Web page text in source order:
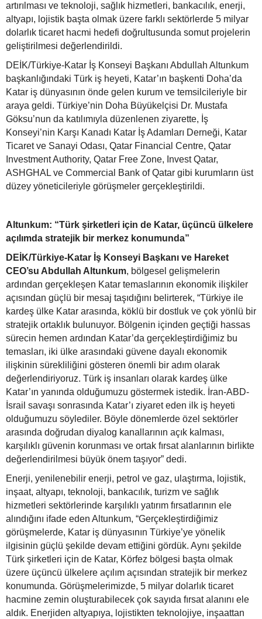
artırılması ve teknoloji, sağlık hizmetleri, bankacılık, enerji,
altyapı, lojistik başta olmak üzere farklı sektörlerde 5 milyar
dolarlık ticaret hacmi hedefi doğrultusunda somut projelerin
geliştirilmesi değerlendirildi.
DEİK/Türkiye-Katar İş Konseyi Başkanı Abdullah Altunkum
başkanlığındaki Türk iş heyeti, Katar’ın başkenti Doha’da
Katar iş dünyasının önde gelen kurum ve temsilcileriyle bir
araya geldi. Türkiye’nin Doha Büyükelçisi Dr. Mustafa
Göksu’nun da katılımıyla düzenlenen ziyarette, İş
Konseyi’nin Karşı Kanadı Katar İş Adamları Derneği, Katar
Ticaret ve Sanayi Odası, Qatar Financial Centre, Qatar
Investment Authority, Qatar Free Zone, Invest Qatar,
ASHGHAL ve Commercial Bank of Qatar gibi kurumların üst
düzey yöneticileriyle görüşmeler gerçekleştirildi.
Altunkum: “Türk şirketleri için de Katar, üçüncü ülkelere
açılımda stratejik bir merkez konumunda”
DEİK/Türkiye-Katar İş Konseyi Başkanı ve Hareket
CEO’su Abdullah Altunkum, bölgesel gelişmelerin
ardından gerçekleşen Katar temaslarının ekonomik ilişkiler
açısından güçlü bir mesaj taşıdığını belirterek, “Türkiye ile
kardeş ülke Katar arasında, köklü bir dostluk ve çok yönlü bir
stratejik ortaklık bulunuyor. Bölgenin içinden geçtiği hassas
sürecin hemen ardından Katar’da gerçekleştirdiğimiz bu
temasları, iki ülke arasındaki güvene dayalı ekonomik
ilişkinin sürekliliğini gösteren önemli bir adım olarak
değerlendiriyoruz. Türk iş insanları olarak kardeş ülke
Katar’ın yanında olduğumuzu göstermek istedik. İran-ABD-
İsrail savaşı sonrasında Katar’ı ziyaret eden ilk iş heyeti
olduğumuzu söylediler. Böyle dönemlerde özel sektörler
arasında doğrudan diyalog kanallarının açık kalması,
karşılıklı güvenin korunması ve ortak fırsat alanlarının birlikte
değerlendirilmesi büyük önem taşıyor” dedi.
Enerji, yenilenebilir enerji, petrol ve gaz, ulaştırma, lojistik,
inşaat, altyapı, teknoloji, bankacılık, turizm ve sağlık
hizmetleri sektörlerinde karşılıklı yatırım fırsatlarının ele
alındığını ifade eden Altunkum, “Gerçekleştirdiğimiz
görüşmelerde, Katar iş dünyasının Türkiye’ye yönelik
ilgisinin güçlü şekilde devam ettiğini gördük. Aynı şekilde
Türk şirketleri için de Katar, Körfez bölgesi başta olmak
üzere üçüncü ülkelere açılım açısından stratejik bir merkez
konumunda. Görüşmelerimizde, 5 milyar dolarlık ticaret
hacmine zemin oluşturabilecek çok sayıda fırsat alanını ele
aldık. Enerjiden altyapıya, lojistikten teknolojiye, inşaattan